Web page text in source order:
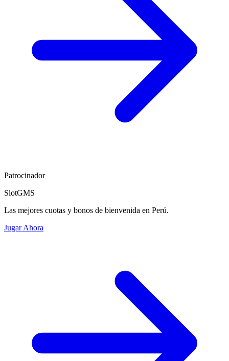
Patrocinador
SlotGMS
Las mejores cuotas y bonos de bienvenida en Perú.
Jugar Ahora